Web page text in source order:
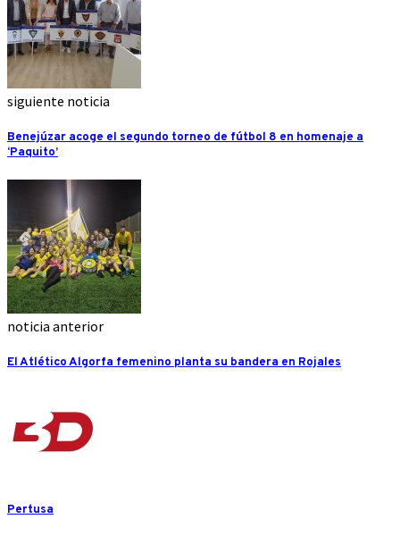
siguiente noticia
Benejúzar acoge el segundo torneo de fútbol 8 en homenaje a
‘Paquito’
noticia anterior
El Atlético Algorfa femenino planta su bandera en Rojales
Pertusa